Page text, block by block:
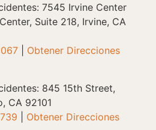
7545 Irvine Center
Suite 218, Irvine, CA
Obtener Direcciones
845 15th Street,
CA 92101
Obtener Direcciones